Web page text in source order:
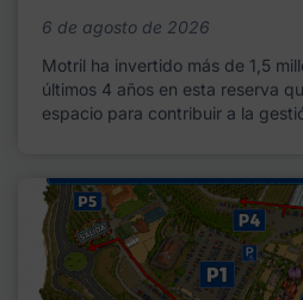
6 de agosto de 2026
Motril ha invertido más de 1,5
últimos 4 años en esta reserva
espacio para contribuir a la